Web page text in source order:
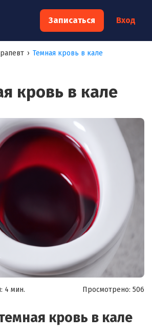
Записаться Вход
› Темная кровь в кале
кровь в кале
4 мин. Просмотрено: 506
кровь в кале
×
на консультацию к
на обработку моих персональных данных